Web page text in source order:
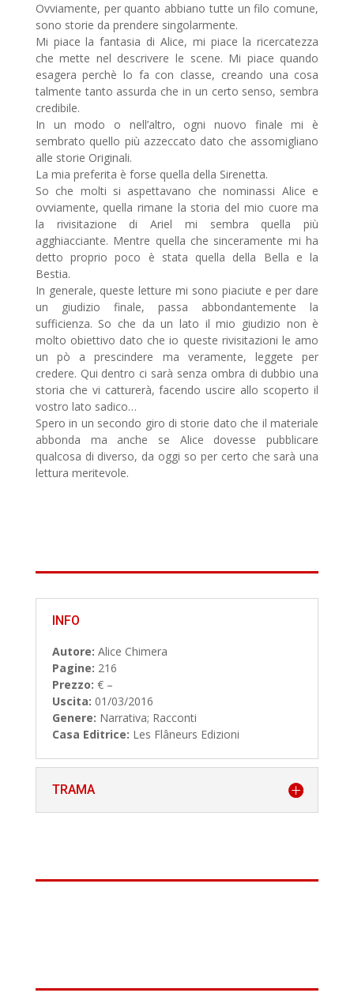
Ovviamente, per quanto abbiano tutte un filo comune,
sono storie da prendere singolarmente.
Mi piace la fantasia di Alice, mi piace la ricercatezza
che mette nel descrivere le scene. Mi piace quando
esagera perchè lo fa con classe, creando una cosa
talmente tanto assurda che in un certo senso, sembra
credibile.
In un modo o nell’altro, ogni nuovo finale mi è
sembrato quello più azzeccato dato che assomigliano
alle storie Originali.
La mia preferita è forse quella della Sirenetta.
So che molti si aspettavano che nominassi Alice e
ovviamente, quella rimane la storia del mio cuore ma
la rivisitazione di Ariel mi sembra quella più
agghiacciante. Mentre quella che sinceramente mi ha
detto proprio poco è stata quella della Bella e la
Bestia.
In generale, queste letture mi sono piaciute e per dare
un giudizio finale, passa abbondantemente la
sufficienza. So che da un lato il mio giudizio non è
molto obiettivo dato che io queste rivisitazioni le amo
un pò a prescindere ma veramente, leggete per
credere. Qui dentro ci sarà senza ombra di dubbio una
storia che vi catturerà, facendo uscire allo scoperto il
vostro lato sadico…
Spero in un secondo giro di storie dato che il materiale
abbonda ma anche se Alice dovesse pubblicare
qualcosa di diverso, da oggi so per certo che sarà una
lettura meritevole.
INFO
Autore: Alice Chimera
Pagine: 216
Prezzo: € –
Uscita: 01/03/2016
Genere: Narrativa; Racconti
Casa Editrice: Les Flâneurs Edizioni
TRAMA